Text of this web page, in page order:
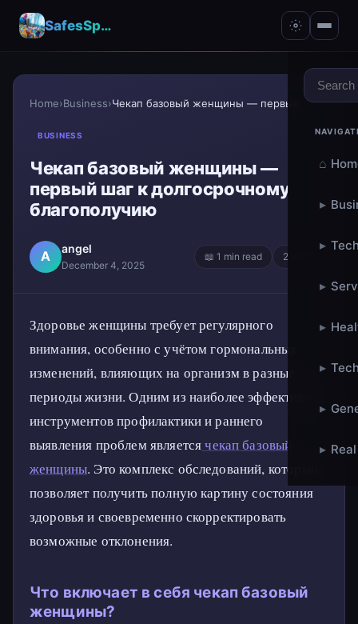
SafesSpace – A Secure Place for Growth & Support
⌂
▸
▸
▸
▸
▸
▸
▸
Home›Business› Чекап базовый женщины — первый шаг к долгосрочному...
BUSINESS
Чекап базовый женщины —
первый шаг к долгосрочному
благополучию
A angel
December 4, 2025
📖 1 min read 2 words
Здоровье женщины требует регулярного
внимания, особенно с учётом гормональных
изменений, влияющих на организм в разные
периоды жизни. Одним из наиболее эффективных
инструментов профилактики и раннего
выявления проблем являетсячекап базовый
женщины. Это комплекс обследований, который
позволяет получить полную картину состояния
здоровья и своевременно скорректировать
возможные отклонения.
Что включает в себя чекап базовый
женщины?